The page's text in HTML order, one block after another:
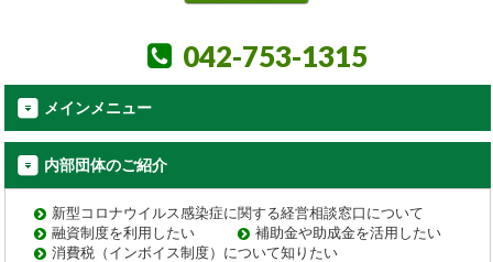
042-753-1315
メインメニュー
内部団体のご紹介
新型コロナウイルス感染症に関する経営相談窓口について
融資制度を利用したい
補助金や助成金を活用したい
消費税（インボイス制度）について知りたい